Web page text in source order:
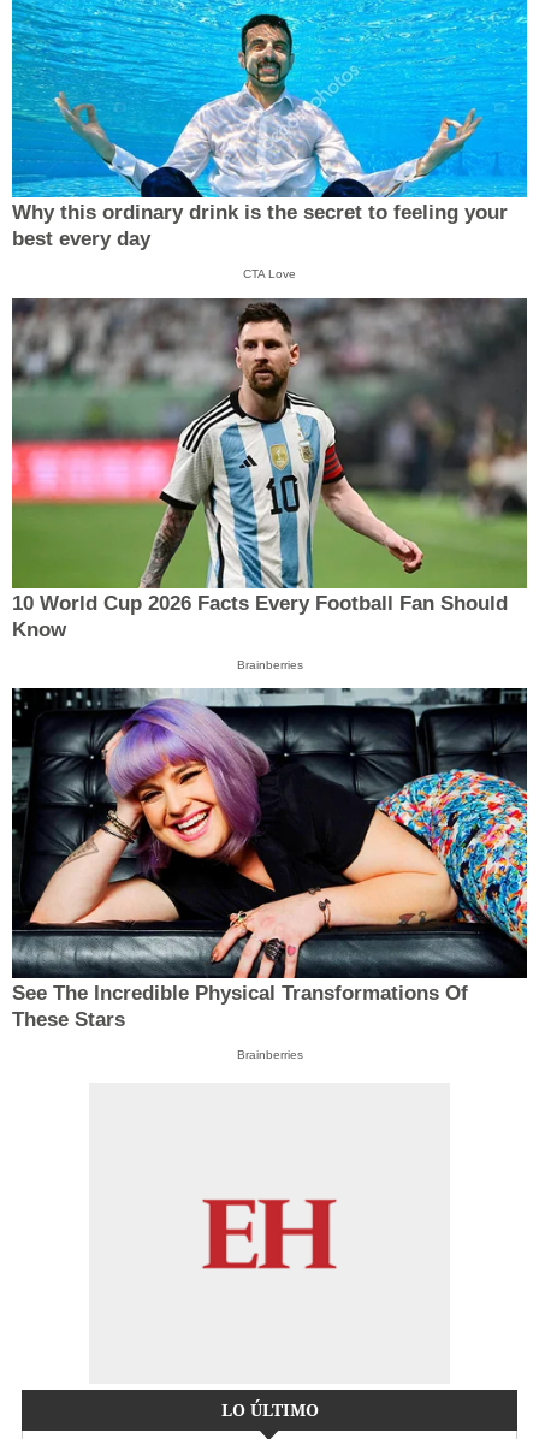
Why this ordinary drink is the secret to feeling your
best every day
CTA Love
10 World Cup 2026 Facts Every Football Fan Should
Know
Brainberries
See The Incredible Physical Transformations Of
These Stars
Brainberries
LO ÚLTIMO